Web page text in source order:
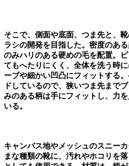
そこで、側面や底面、つま先と、
ラシの開発を目指した。密度のあ
のみハリのある硬めの毛を配置。
てもへたりにくく、全体を洗う時
ーブや細かい凹凸にフィットする
ドしているので、狭いつま先まで
みのある柄は手にフィットし、力
いる。
キャンバス地やメッシュのスニー
まな種類の靴に、汚れやホコリを